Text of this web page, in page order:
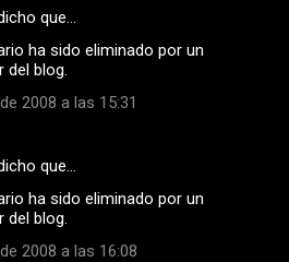
que…
ha sido eliminado por un
blog.
2008 a las 15:31
que…
ha sido eliminado por un
blog.
2008 a las 16:08